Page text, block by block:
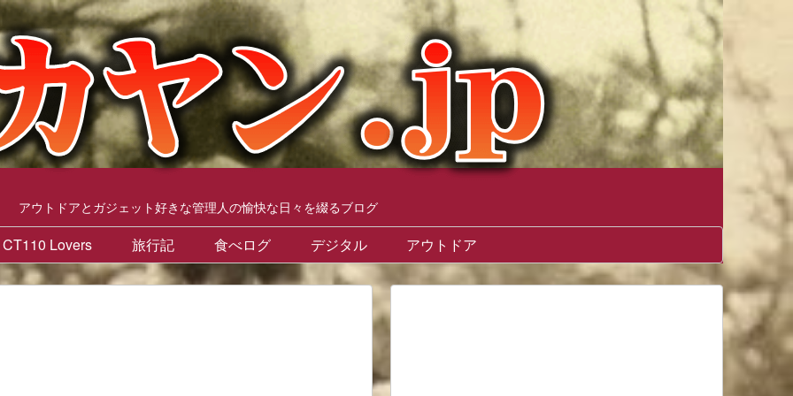
アウトドアとガジェット好きな管理人の愉快な日々を綴るブログ
CT110 Lovers 旅行記 食べログ デジタル アウトドア